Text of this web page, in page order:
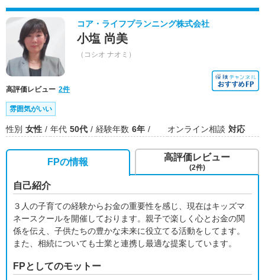
コア・ライフプランニング株式会社
小塩 尚美
（コシオ ナオミ）
高評価レビュー 2件
雰囲気がいい
性別 女性 年代 50代 経験年数 6年 オンライン相談 対応
FPの情報
自己紹介
３人の子育ての経験からお金の重要性を感じ、現在はキッズマ
ネースクールを開催しております。親子で楽しく心とお金の関
係を伝え、子供たちの豊かな未来に役立てる活動をしてます。
また、相続についても士業と連携し最適な提案しています。
FPとしてのモットー
高評価レビュー
(2件)